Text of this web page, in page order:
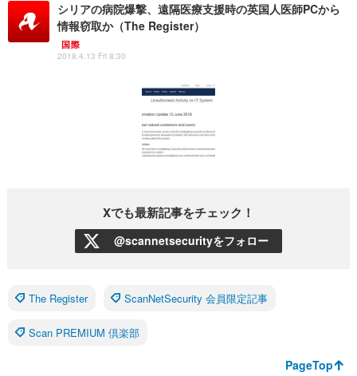
シリアの病院爆撃、遠隔医療支援時の英国人医師PCから
情報窃取か（The Register）
国際
2018.4.13 Fri 8:30
Xでも最新記事をチェック！
@scannetsecurityをフォロー
The Register ScanNetSecurity 会員限定記事
Scan PREMIUM 倶楽部
PageTop